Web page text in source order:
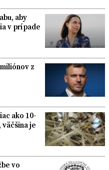
aby
v prípade
z
ako 10-
je
vo